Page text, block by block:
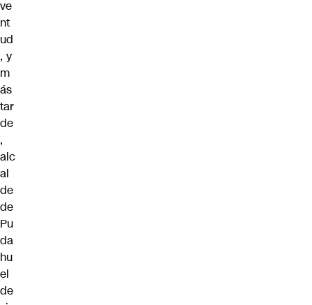
ve
nt
ud
, y
m
ás
tar
de
,
alc
al
de
de
Pu
da
hu
el
de